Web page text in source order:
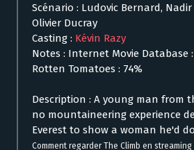
Scénario : Ludovic Bernard,
Olivier Ducray
Casting : Kévin Razy
Notes : Internet Movie Database :
Rotten Tomatoes : 74%
Description : A young man from
no mountaineering experience
Everest to show a woman he'd
Comment regarder The Climb en streaming